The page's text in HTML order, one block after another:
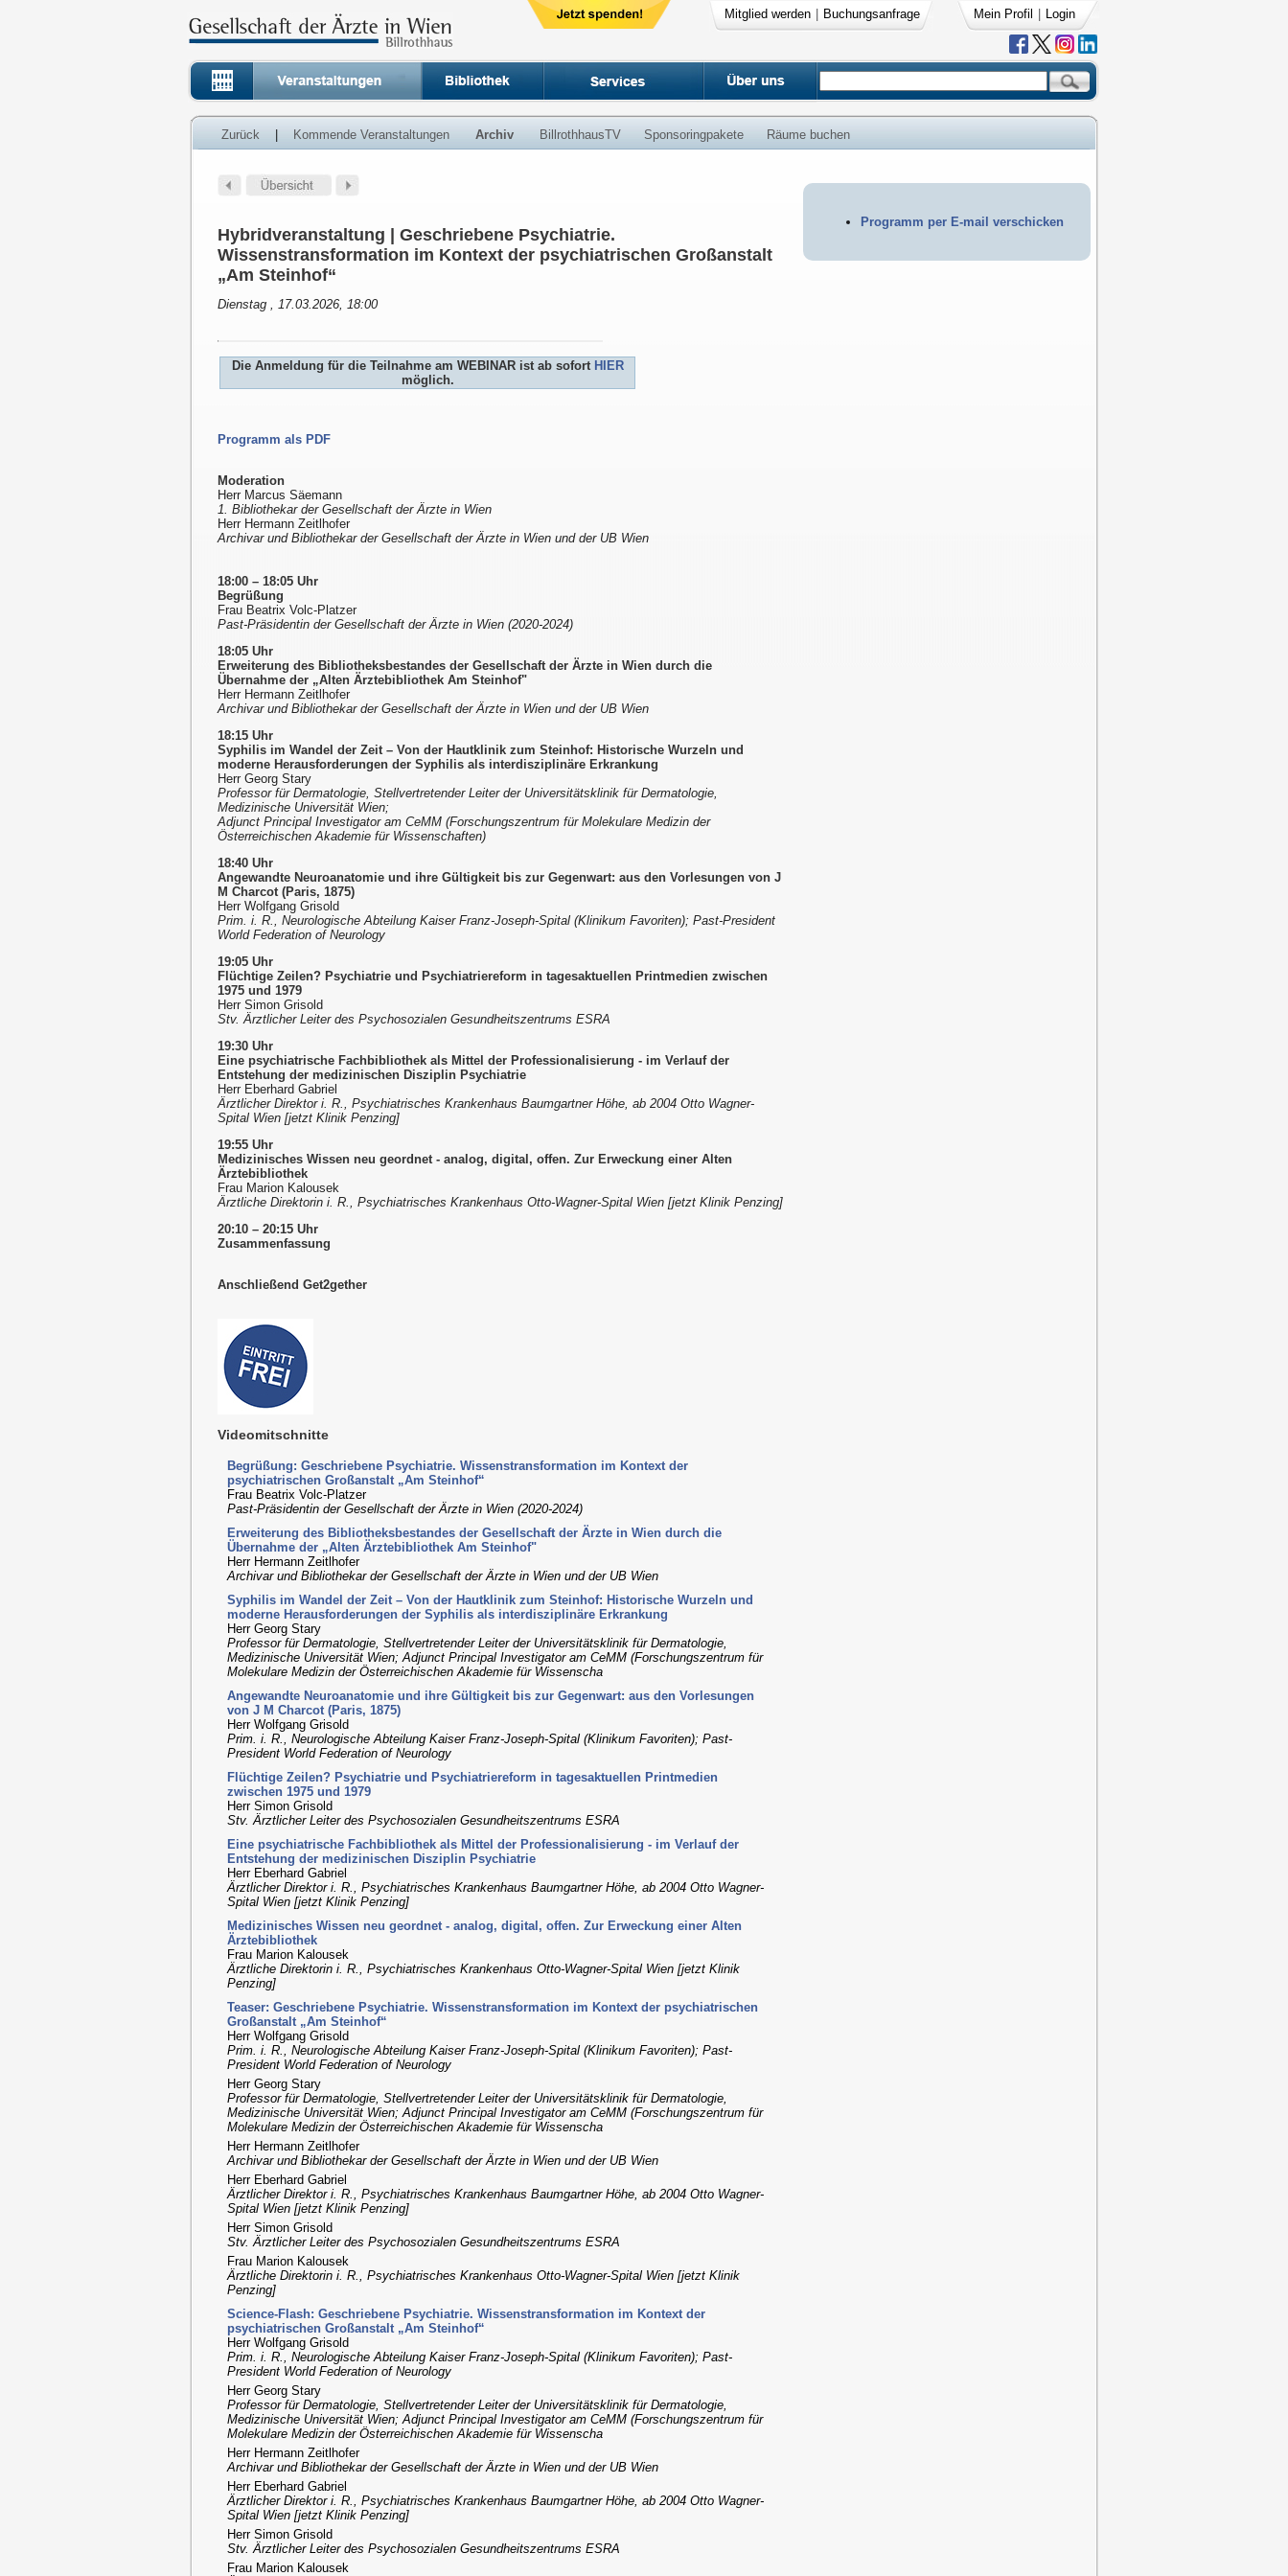
Mitglied werden Buchungsanfrage Mein Profil Login
Zurück Kommende Veranstaltungen Archiv BillrothhausTV Sponsoringpakete Räume buchen
Programm per E-mail verschicken
Hybridveranstaltung | Geschriebene Psychiatrie.
Wissenstransformation im Kontext der psychiatrischen Großanstalt
„Am Steinhof“
Dienstag , 17.03.2026, 18:00
Die Anmeldung für die Teilnahme am WEBINAR ist ab sofort HIER
möglich.
Programm als PDF
Moderation
Herr Marcus Säemann
1. Bibliothekar der Gesellschaft der Ärzte in Wien
Herr Hermann Zeitlhofer
Archivar und Bibliothekar der Gesellschaft der Ärzte in Wien und der UB Wien
18:00 – 18:05 Uhr
Begrüßung
Frau Beatrix Volc-Platzer
Past-Präsidentin der Gesellschaft der Ärzte in Wien (2020-2024)
18:05 Uhr
Erweiterung des Bibliotheksbestandes der Gesellschaft der Ärzte in Wien durch die
Übernahme der „Alten Ärztebibliothek Am Steinhof"
Herr Hermann Zeitlhofer
Archivar und Bibliothekar der Gesellschaft der Ärzte in Wien und der UB Wien
18:15 Uhr
Syphilis im Wandel der Zeit – Von der Hautklinik zum Steinhof: Historische Wurzeln und
moderne Herausforderungen der Syphilis als interdisziplinäre Erkrankung
Herr Georg Stary
Professor für Dermatologie, Stellvertretender Leiter der Universitätsklinik für Dermatologie,
Medizinische Universität Wien;
Adjunct Principal Investigator am CeMM (Forschungszentrum für Molekulare Medizin der
Österreichischen Akademie für Wissenschaften)
18:40 Uhr
Angewandte Neuroanatomie und ihre Gültigkeit bis zur Gegenwart: aus den Vorlesungen von J
M Charcot (Paris, 1875)
Herr Wolfgang Grisold
Prim. i. R., Neurologische Abteilung Kaiser Franz-Joseph-Spital (Klinikum Favoriten); Past-President
World Federation of Neurology
19:05 Uhr
Flüchtige Zeilen? Psychiatrie und Psychiatriereform in tagesaktuellen Printmedien zwischen
1975 und 1979
Herr Simon Grisold
Stv. Ärztlicher Leiter des Psychosozialen Gesundheitszentrums ESRA
19:30 Uhr
Eine psychiatrische Fachbibliothek als Mittel der Professionalisierung - im Verlauf der
Entstehung der medizinischen Disziplin Psychiatrie
Herr Eberhard Gabriel
Ärztlicher Direktor i. R., Psychiatrisches Krankenhaus Baumgartner Höhe, ab 2004 Otto Wagner-
Spital Wien [jetzt Klinik Penzing]
19:55 Uhr
Medizinisches Wissen neu geordnet - analog, digital, offen. Zur Erweckung einer Alten
Ärztebibliothek
Frau Marion Kalousek
Ärztliche Direktorin i. R., Psychiatrisches Krankenhaus Otto-Wagner-Spital Wien [jetzt Klinik Penzing]
20:10 – 20:15 Uhr
Zusammenfassung
Anschließend Get2gether
Videomitschnitte
Begrüßung: Geschriebene Psychiatrie. Wissenstransformation im Kontext der
psychiatrischen Großanstalt „Am Steinhof“
Frau Beatrix Volc-Platzer
Past-Präsidentin der Gesellschaft der Ärzte in Wien (2020-2024)
Erweiterung des Bibliotheksbestandes der Gesellschaft der Ärzte in Wien durch die
Übernahme der „Alten Ärztebibliothek Am Steinhof"
Herr Hermann Zeitlhofer
Archivar und Bibliothekar der Gesellschaft der Ärzte in Wien und der UB Wien
Syphilis im Wandel der Zeit – Von der Hautklinik zum Steinhof: Historische Wurzeln und
moderne Herausforderungen der Syphilis als interdisziplinäre Erkrankung
Herr Georg Stary
Professor für Dermatologie, Stellvertretender Leiter der Universitätsklinik für Dermatologie,
Medizinische Universität Wien; Adjunct Principal Investigator am CeMM (Forschungszentrum für
Molekulare Medizin der Österreichischen Akademie für Wissenscha
Angewandte Neuroanatomie und ihre Gültigkeit bis zur Gegenwart: aus den Vorlesungen
von J M Charcot (Paris, 1875)
Herr Wolfgang Grisold
Prim. i. R., Neurologische Abteilung Kaiser Franz-Joseph-Spital (Klinikum Favoriten); Past-
President World Federation of Neurology
Flüchtige Zeilen? Psychiatrie und Psychiatriereform in tagesaktuellen Printmedien
zwischen 1975 und 1979
Herr Simon Grisold
Stv. Ärztlicher Leiter des Psychosozialen Gesundheitszentrums ESRA
Eine psychiatrische Fachbibliothek als Mittel der Professionalisierung - im Verlauf der
Entstehung der medizinischen Disziplin Psychiatrie
Herr Eberhard Gabriel
Ärztlicher Direktor i. R., Psychiatrisches Krankenhaus Baumgartner Höhe, ab 2004 Otto Wagner-
Spital Wien [jetzt Klinik Penzing]
Medizinisches Wissen neu geordnet - analog, digital, offen. Zur Erweckung einer Alten
Ärztebibliothek
Frau Marion Kalousek
Ärztliche Direktorin i. R., Psychiatrisches Krankenhaus Otto-Wagner-Spital Wien [jetzt Klinik
Penzing]
Teaser: Geschriebene Psychiatrie. Wissenstransformation im Kontext der psychiatrischen
Großanstalt „Am Steinhof“
Herr Wolfgang Grisold
Prim. i. R., Neurologische Abteilung Kaiser Franz-Joseph-Spital (Klinikum Favoriten); Past-
President World Federation of Neurology
Herr Georg Stary
Professor für Dermatologie, Stellvertretender Leiter der Universitätsklinik für Dermatologie,
Medizinische Universität Wien; Adjunct Principal Investigator am CeMM (Forschungszentrum für
Molekulare Medizin der Österreichischen Akademie für Wissenscha
Herr Hermann Zeitlhofer
Archivar und Bibliothekar der Gesellschaft der Ärzte in Wien und der UB Wien
Herr Eberhard Gabriel
Ärztlicher Direktor i. R., Psychiatrisches Krankenhaus Baumgartner Höhe, ab 2004 Otto Wagner-
Spital Wien [jetzt Klinik Penzing]
Herr Simon Grisold
Stv. Ärztlicher Leiter des Psychosozialen Gesundheitszentrums ESRA
Frau Marion Kalousek
Ärztliche Direktorin i. R., Psychiatrisches Krankenhaus Otto-Wagner-Spital Wien [jetzt Klinik
Penzing]
Science-Flash: Geschriebene Psychiatrie. Wissenstransformation im Kontext der
psychiatrischen Großanstalt „Am Steinhof“
Herr Wolfgang Grisold
Prim. i. R., Neurologische Abteilung Kaiser Franz-Joseph-Spital (Klinikum Favoriten); Past-
President World Federation of Neurology
Herr Georg Stary
Professor für Dermatologie, Stellvertretender Leiter der Universitätsklinik für Dermatologie,
Medizinische Universität Wien; Adjunct Principal Investigator am CeMM (Forschungszentrum für
Molekulare Medizin der Österreichischen Akademie für Wissenscha
Herr Hermann Zeitlhofer
Archivar und Bibliothekar der Gesellschaft der Ärzte in Wien und der UB Wien
Herr Eberhard Gabriel
Ärztlicher Direktor i. R., Psychiatrisches Krankenhaus Baumgartner Höhe, ab 2004 Otto Wagner-
Spital Wien [jetzt Klinik Penzing]
Herr Simon Grisold
Stv. Ärztlicher Leiter des Psychosozialen Gesundheitszentrums ESRA
Frau Marion Kalousek